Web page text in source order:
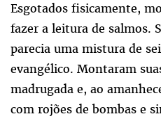
Esgotados fisicamente,
fazer a leitura de salmos.
parecia uma mistura de
evangélico. Montaram
madrugada e, ao
com rojões de bombas e